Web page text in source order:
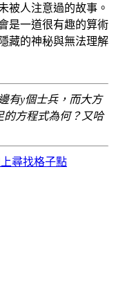
被人注意過的故事。
是一道很有趣的算術
藏的神秘與無法理解
有y個士兵，而大方
的方程式為何？又哈
尋找格子點